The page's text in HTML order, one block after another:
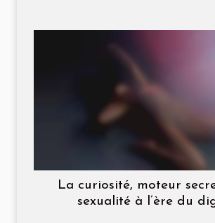
La curiosité, moteur
sexualité à l’ère du